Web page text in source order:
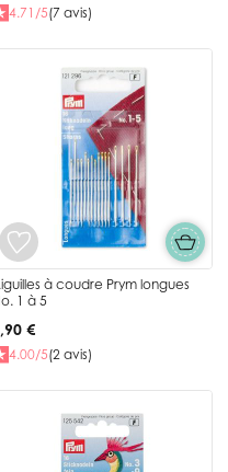
4.71/5(7 avis)
à coudre Prym longues
1 à 5
€
4.00/5(2 avis)